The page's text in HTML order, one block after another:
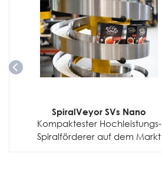
SpiralVeyor SVs Nano
Kompaktester Hochleistungs-
Spiralförderer auf dem Markt